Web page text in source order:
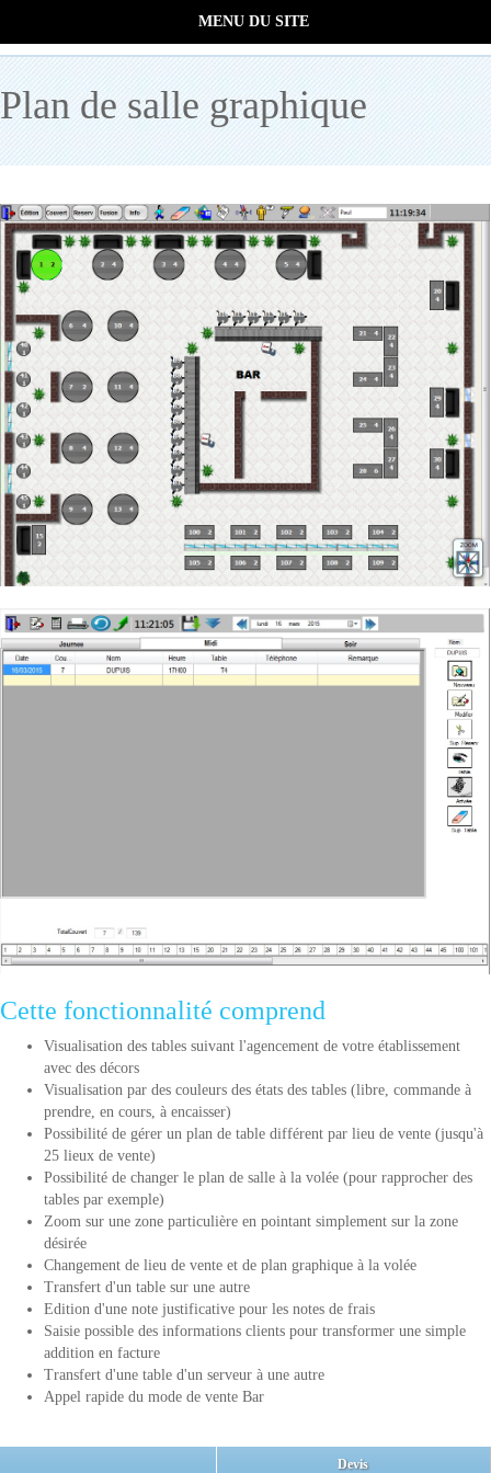
MENU DU SITE
Plan de salle graphique
Cette fonctionnalité comprend
Visualisation des tables suivant l'agencement de votre établissement
avec des décors
Visualisation par des couleurs des états des tables (libre, commande à
prendre, en cours, à encaisser)
Possibilité de gérer un plan de table différent par lieu de vente (jusqu'à
25 lieux de vente)
Possibilité de changer le plan de salle à la volée (pour rapprocher des
tables par exemple)
Zoom sur une zone particulière en pointant simplement sur la zone
désirée
Changement de lieu de vente et de plan graphique à la volée
Transfert d'un table sur une autre
Edition d'une note justificative pour les notes de frais
Saisie possible des informations clients pour transformer une simple
addition en facture
Transfert d'une table d'un serveur à une autre
Appel rapide du mode de vente Bar
Devis